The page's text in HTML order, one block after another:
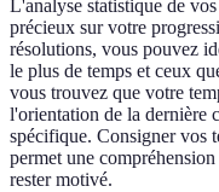
L'analyse statistique de
précieux sur votre
résolutions, vous pouvez
le plus de temps et ceux
vous trouvez que votre
l'orientation de la dernière
spécifique. Consigner vos
permet une
rester motivé.